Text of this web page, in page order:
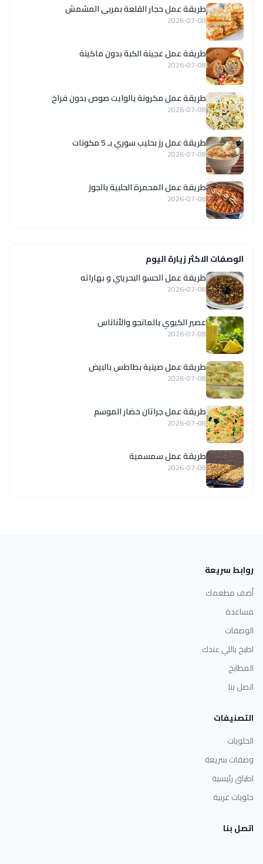
طريقة عمل حجار القلعة بمربى المشمش
2026-07-08
طريقة عمل عجينة الكبة بدون ماكينة
2026-07-08
طريقة عمل مكرونة بالوايت صوص بدون فراخ
2026-07-08
طريقة عمل رز بحليب سوري بـ 5 مكونات
2026-07-08
طريقة عمل المحمرة الحلبية بالجوز
2026-07-08
الوصفات الاكثر زيارة اليوم
طريقة عمل الحسو البحريني و بهاراته
2026-07-08
عصير الكيوي بالمانجو والأناناس
2026-07-08
طريقة عمل صينية بطاطس بالبيض
2026-07-08
طريقة عمل جراتان خضار الموسم
2026-07-08
طريقة عمل سمسمية
2026-07-08
روابط سريعة
أضف مطعمك
مساعدة
الوصفات
اطبخ باللي عندك
المطابخ
اتصل بنا
التصنيفات
الحلويات
وصفات سريعة
اطباق رئيسية
حلويات غربية
اتصل بنا